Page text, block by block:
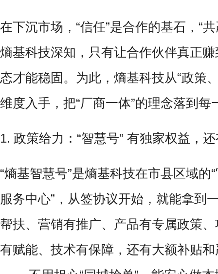
在下沉市场，“信任”是合作的基石，“
熵基科技深知，只有让合作伙伴真正
态才能稳固。为此，熵基科技从“政策
维度入手，把“厂商一体”的理念落到每
1. 政策给力：“智慧号” 有独家权益，
“熵基智慧号”是熵基科技在市县区域的
服务中心”，从签协议开始，就能拿到
帮扶、营销有推广、产品有专属政策
有赋能、技术有保障，还有大额补贴